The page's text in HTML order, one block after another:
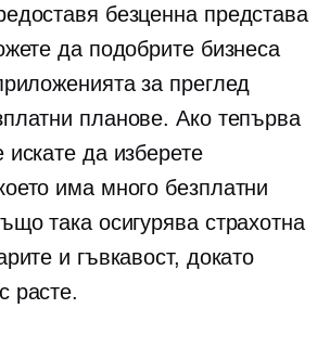
безценна представа
да подобрите бизнеса
за преглед
планове. Ако тепърва
да изберете
има много безплатни
така осигурява страхотна
и гъвкавост, докато
расте.